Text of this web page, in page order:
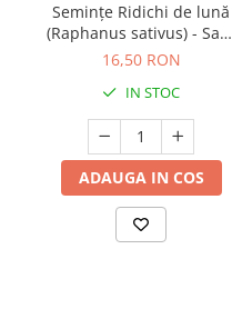
Semințe Ridichi de lună
(Raphanus sativus) - Saxa
2 - Cod 7230
16,50 RON
IN STOC
ADAUGA IN COS